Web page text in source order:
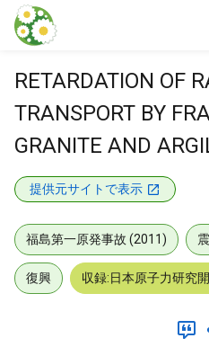
本文に飛ぶ
RETARDATION OF
TRANSPORT BY
GRANITE AND
提供元サイトで表示
福島第一原発事故 (2011)
復興 収録:日本原子力研究